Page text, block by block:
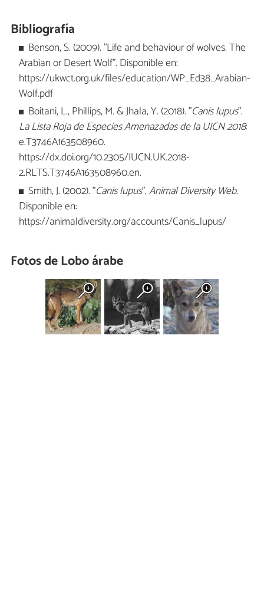
Bibliografía
Benson, S. (2009). "Life and behaviour of wolves. The
Arabian or Desert Wolf". Disponible en:
https://ukwct.org.uk/files/education/WP_Ed38_Arabian-
Wolf.pdf
Boitani, L., Phillips, M. & Jhala, Y. (2018). "Canis lupus".
La Lista Roja de Especies Amenazadas de la UICN 2018:
e.T3746A163508960.
https://dx.doi.org/10.2305/IUCN.UK.2018-
2.RLTS.T3746A163508960.en.
Smith, J. (2002). "Canis lupus".Animal Diversity Web.
Disponible en:
https://animaldiversity.org/accounts/Canis_lupus/
Fotos de Lobo árabe